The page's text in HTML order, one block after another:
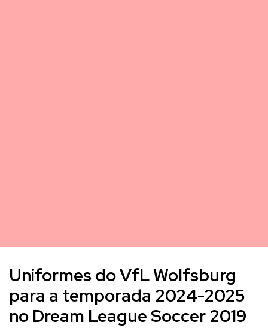
Uniformes do VfL Wolfsburg
para a temporada 2024-2025
no Dream League Soccer 2019